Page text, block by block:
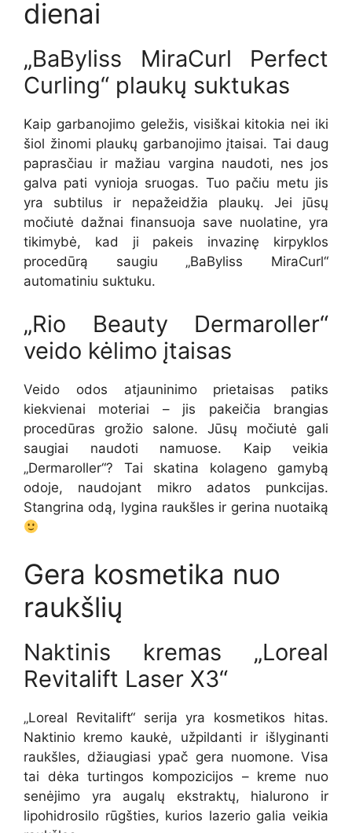
dienai
„BaByliss MiraCurl Perfect
Curling“ plaukų suktukas
Kaip garbanojimo geležis, visiškai kitokia nei iki
šiol žinomi plaukų garbanojimo įtaisai. Tai daug
paprasčiau ir mažiau vargina naudoti, nes jos
galva pati vynioja sruogas. Tuo pačiu metu jis
yra subtilus ir nepažeidžia plaukų. Jei jūsų
močiutė dažnai finansuoja save nuolatine, yra
tikimybė, kad ji pakeis invazinę kirpyklos
procedūrą saugiu „BaByliss MiraCurl“
automatiniu suktuku.
„Rio Beauty Dermaroller“
veido kėlimo įtaisas
Veido odos atjauninimo prietaisas patiks
kiekvienai moteriai – jis pakeičia brangias
procedūras grožio salone. Jūsų močiutė gali
saugiai naudoti namuose. Kaip veikia
„Dermaroller“? Tai skatina kolageno gamybą
odoje, naudojant mikro adatos punkcijas.
Stangrina odą, lygina raukšles ir gerina nuotaiką
Gera kosmetika nuo
raukšlių
Naktinis kremas „Loreal
Revitalift Laser X3“
„Loreal Revitalift“ serija yra kosmetikos hitas.
Naktinio kremo kaukė, užpildanti ir išlyginanti
raukšles, džiaugiasi ypač gera nuomone. Visa
tai dėka turtingos kompozicijos – kreme nuo
senėjimo yra augalų ekstraktų, hialurono ir
lipohidrosilo rūgšties, kurios lazerio galia veikia